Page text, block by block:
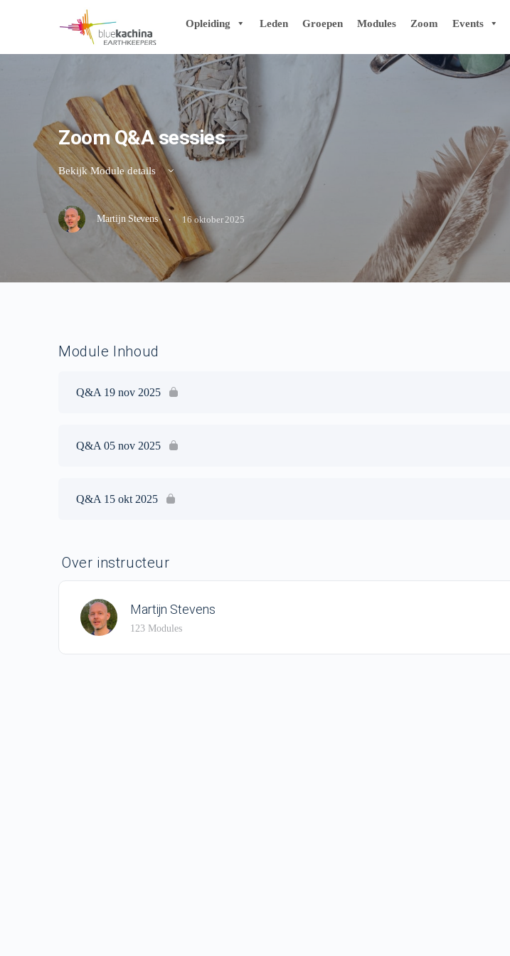
Opleiding Leden Groepen Modules Zoom Events
Zoom Q&A sessies
Bekijk Module details
Martijn Stevens · 16 oktober 2025
Module Inhoud
Q&A 19 nov 2025
Q&A 05 nov 2025
Q&A 15 okt 2025
Over instructeur
Martijn Stevens
123 Modules